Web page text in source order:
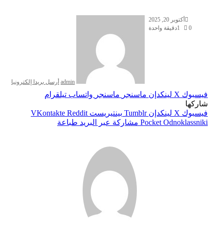
admin أرسل بريدا إلكترونيا
أكتوبر 20, 2025
0
1دقيقة واحدة
فيسبوك ‫X لينكدإن ماسنجر ماسنجر واتساب تيلقرام
شاركها
فيسبوك ‫X لينكدإن بينتيريست
Odnoklassniki
‫Pocket مشاركة عبر البريد طباعة